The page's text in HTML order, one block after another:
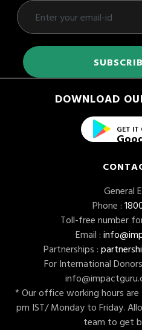
DOWNLOAD
GET IT
General
Phone :
Toll-free number
Email :
Partnerships :
For International
* Our office working hours
pm IST/ Monday to Friday.
team to get